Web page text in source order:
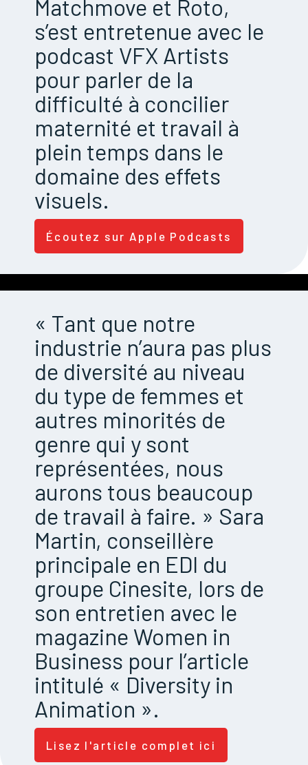
Matchmove et Roto,
s’est entretenue avec le
podcast VFX Artists
pour parler de la
difficulté à concilier
maternité et travail à
plein temps dans le
domaine des effets
visuels.
Écoutez sur Apple Podcasts
« Tant que notre
industrie n’aura pas plus
de diversité au niveau
du type de femmes et
autres minorités de
genre qui y sont
représentées, nous
aurons tous beaucoup
de travail à faire. » Sara
Martin, conseillère
principale en EDI du
groupe Cinesite, lors de
son entretien avec le
magazine Women in
Business pour l’article
intitulé « Diversity in
Animation ».
Lisez l'article complet ici